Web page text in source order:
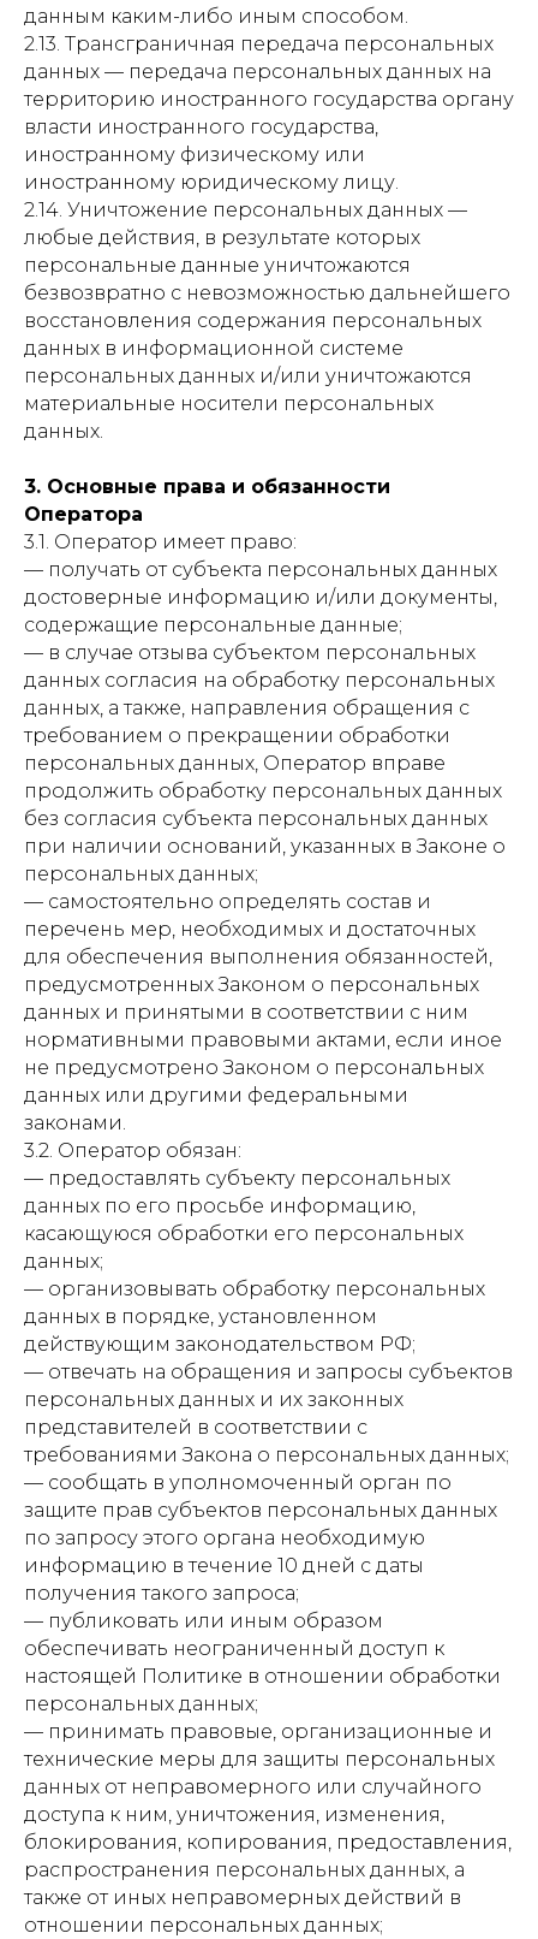
данным каким-либо иным способом.
2.13. Трансграничная передача персональных
данных — передача персональных данных на
территорию иностранного государства органу
власти иностранного государства,
иностранному физическому или
иностранному юридическому лицу.
2.14. Уничтожение персональных данных —
любые действия, в результате которых
персональные данные уничтожаются
безвозвратно с невозможностью дальнейшего
восстановления содержания персональных
данных в информационной системе
персональных данных и/или уничтожаются
материальные носители персональных
данных.
3. Основные права и обязанности
Оператора
3.1. Оператор имеет право:
— получать от субъекта персональных данных
достоверные информацию и/или документы,
содержащие персональные данные;
— в случае отзыва субъектом персональных
данных согласия на обработку персональных
данных, а также, направления обращения с
требованием о прекращении обработки
персональных данных, Оператор вправе
продолжить обработку персональных данных
без согласия субъекта персональных данных
при наличии оснований, указанных в Законе о
персональных данных;
— самостоятельно определять состав и
перечень мер, необходимых и достаточных
для обеспечения выполнения обязанностей,
предусмотренных Законом о персональных
данных и принятыми в соответствии с ним
нормативными правовыми актами, если иное
не предусмотрено Законом о персональных
данных или другими федеральными
законами.
3.2. Оператор обязан:
— предоставлять субъекту персональных
данных по его просьбе информацию,
касающуюся обработки его персональных
данных;
— организовывать обработку персональных
данных в порядке, установленном
действующим законодательством РФ;
— отвечать на обращения и запросы субъектов
персональных данных и их законных
представителей в соответствии с
требованиями Закона о персональных данных;
— сообщать в уполномоченный орган по
защите прав субъектов персональных данных
по запросу этого органа необходимую
информацию в течение 10 дней с даты
получения такого запроса;
— публиковать или иным образом
обеспечивать неограниченный доступ к
настоящей Политике в отношении обработки
персональных данных;
— принимать правовые, организационные и
технические меры для защиты персональных
данных от неправомерного или случайного
доступа к ним, уничтожения, изменения,
блокирования, копирования, предоставления,
распространения персональных данных, а
также от иных неправомерных действий в
отношении персональных данных;